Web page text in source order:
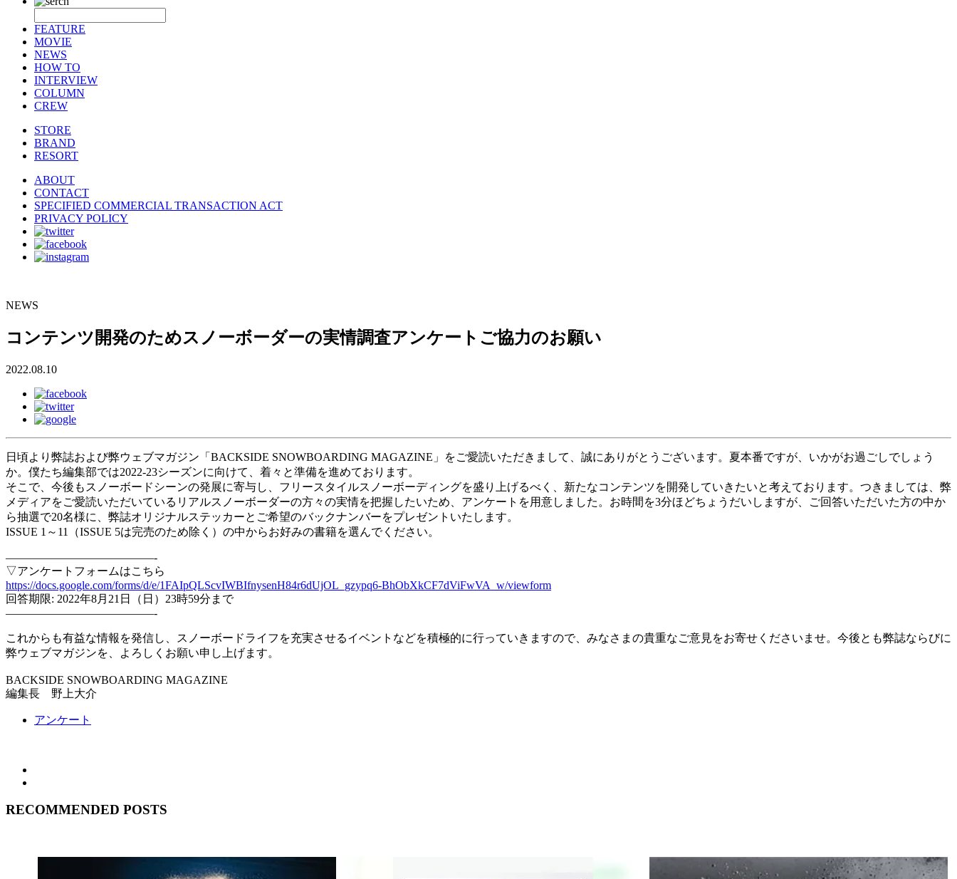
FEATURE
MOVIE
NEWS
HOW TO
INTERVIEW
COLUMN
CREW
STORE
BRAND
RESORT
ABOUT
CONTACT
SPECIFIED COMMERCIAL TRANSACTION ACT
PRIVACY POLICY
NEWS
コンテンツ開発のためスノーボーダーの実情調査アンケートご協力のお願い
2022.08.10
日頃より弊誌および弊ウェブマガジン「BACKSIDE SNOWBOARDING MAGAZINE」をご愛読いただきまして、誠にありがとうございます。夏本番ですが、いかがお過ごしでしょう
か。僕たち編集部では2022-23シーズンに向けて、着々と準備を進めております。
そこで、今後もスノーボードシーンの発展に寄与し、フリースタイルスノーボーディングを盛り上げるべく、新たなコンテンツを開発していきたいと考えております。つきましては、弊
メディアをご愛読いただいているリアルスノーボーダーの方々の実情を把握したいため、アンケートを用意しました。お時間を3分ほどちょうだいしますが、ご回答いただいた方の中か
ら抽選で20名様に、弊誌オリジナルステッカーとご希望のバックナンバーをプレゼントいたします。
ISSUE 1～11（ISSUE 5は完売のため除く）の中からお好みの書籍を選んでください。
—————————————-
▽アンケートフォームはこちら
https://docs.google.com/forms/d/e/1FAIpQLScvIWBIfnysenH84r6dUjOL_gzypq6-BhObXkCF7dViFwVA_w/viewform
回答期限: 2022年8月21日（日）23時59分まで
—————————————-
これからも有益な情報を発信し、スノーボードライフを充実させるイベントなどを積極的に行っていきますので、みなさまの貴重なご意見をお寄せくださいませ。今後とも弊誌ならびに
弊ウェブマガジンを、よろしくお願い申し上げます。
BACKSIDE SNOWBOARDING MAGAZINE
編集長 野上大介
アンケート
RECOMMENDED POSTS